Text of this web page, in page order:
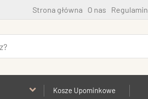
Strona główna O nas Regulamin
Kosze Upominkowe